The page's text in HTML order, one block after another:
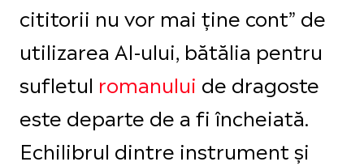
cititorii nu vor mai ține cont” de
utilizarea AI-ului, bătălia pentru
sufletul romanului de dragoste
este departe de a fi încheiată.
Echilibrul dintre instrument și